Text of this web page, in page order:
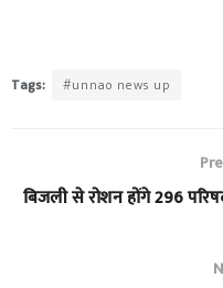
Tags: #unnao news up
बिजली से रोशन होंगे 296